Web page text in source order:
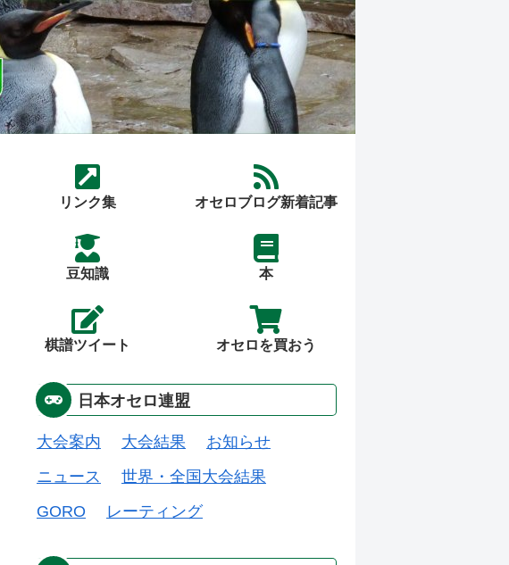
リンク集 オセロブログ新着記事
豆知識 本
棋譜ツイート オセロを買おう
日本オセロ連盟
大会案内 大会結果
お知らせ
ニュース
世界・全国大会結果
GORO
レーティング